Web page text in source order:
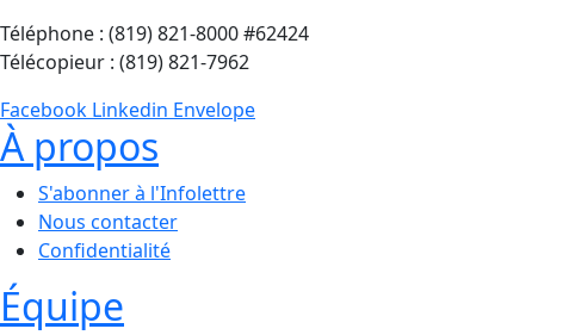
Téléphone : (819) 821-8000 #62424
Télécopieur : (819) 821-7962
Facebook Linkedin Envelope
À propos
S'abonner à l'Infolettre
Nous contacter
Confidentialité
Équipe